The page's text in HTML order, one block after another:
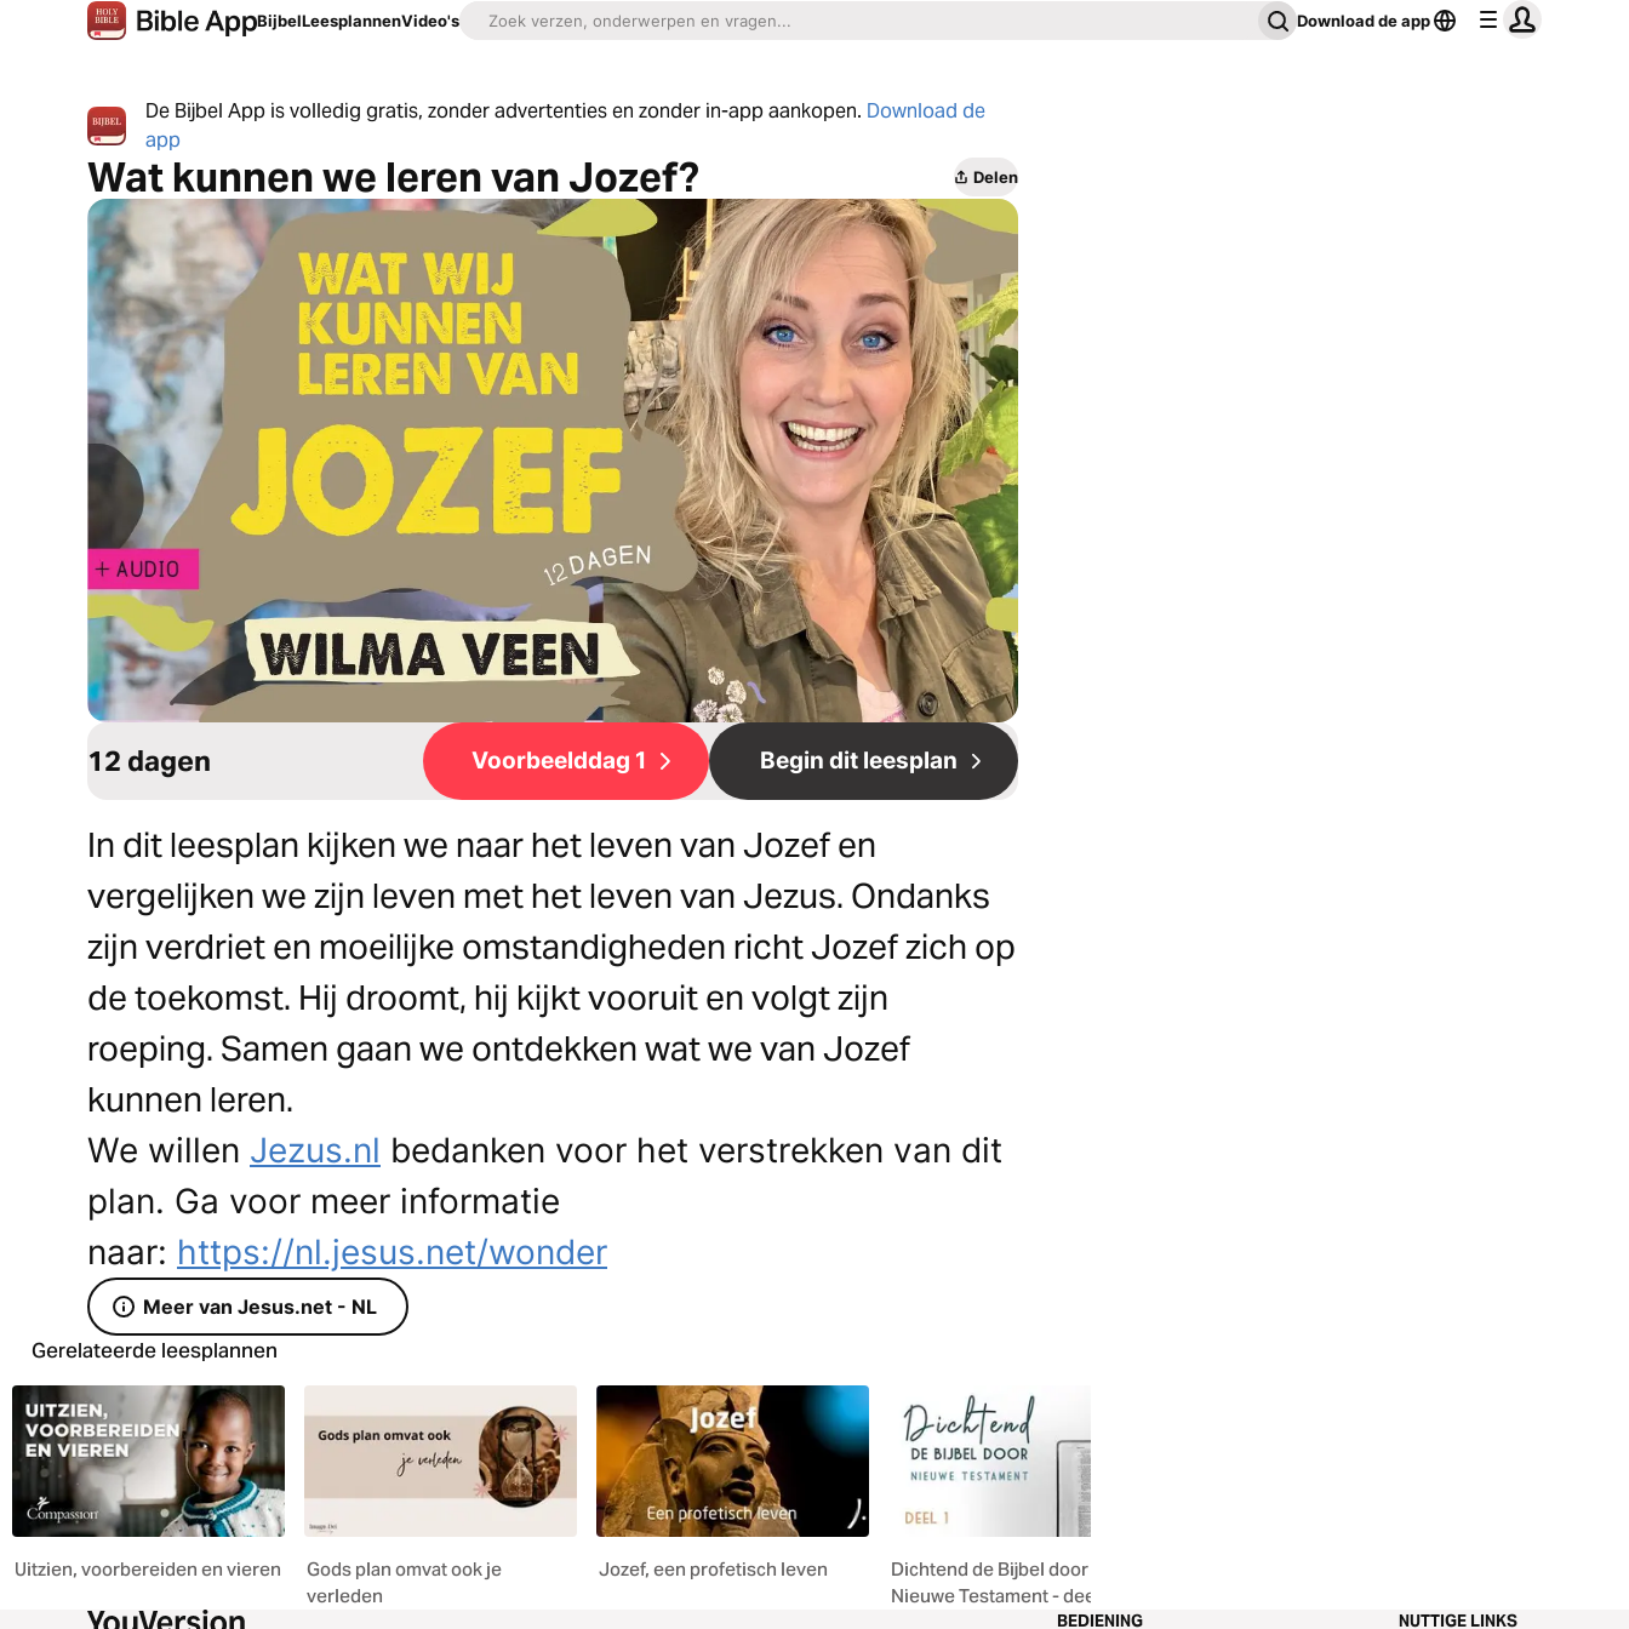
BijbelLeesplannenVideo's Download de app
De Bijbel App is volledig gratis, zonder advertenties en zonder in-app aankopen. Download de
app
Wat kunnen we leren van Jozef? Delen
12 dagen Voorbeelddag 1 Begin dit leesplan
In dit leesplan kijken we naar het leven van Jozef en
vergelijken we zijn leven met het leven van Jezus. Ondanks
zijn verdriet en moeilijke omstandigheden richt Jozef zich op
de toekomst. Hij droomt, hij kijkt vooruit en volgt zijn
roeping. Samen gaan we ontdekken wat we van Jozef
kunnen leren.
We willen Jezus.nl bedanken voor het verstrekken van dit
plan. Ga voor meer informatie
naar: https://nl.jesus.net/wonder
Meer van Jesus.net - NL
Gerelateerde leesplannen
Uitzien, voorbereiden en vieren
Gods plan omvat ook je
verleden
Jozef, een profetisch leven
Dichtend de Bijbel door -
Nieuwe Testament - deel 1
BEDIENING NUTTIGE LINKS